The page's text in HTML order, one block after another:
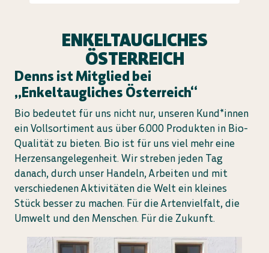
ENKELTAUGLICHES
ÖSTERREICH
Denns ist Mitglied bei
„Enkeltaugliches Österreich“
Bio bedeutet für uns nicht nur, unseren Kund*innen
ein Vollsortiment aus über 6.000 Produkten in Bio-
Qualität zu bieten. Bio ist für uns viel mehr eine
Herzensangelegenheit. Wir streben jeden Tag
danach, durch unser Handeln, Arbeiten und mit
verschiedenen Aktivitäten die Welt ein kleines
Stück besser zu machen. Für die Artenvielfalt, die
Umwelt und den Menschen. Für die Zukunft.